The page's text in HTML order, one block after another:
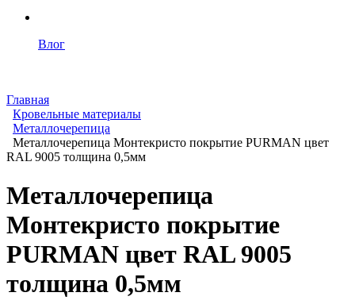
Влог
Главная
Кровельные материалы
Металлочерепица
Металлочерепица Монтекристо покрытие PURMAN цвет
RAL 9005 толщина 0,5мм
Металлочерепица
Монтекристо покрытие
PURMAN цвет RAL 9005
толщина 0,5мм